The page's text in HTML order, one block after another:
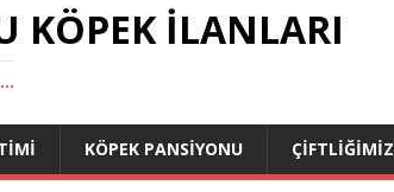
KÖPEK İLANLARI
KÖPEK PANSIYONU ÇIFTLIĞIMIZ